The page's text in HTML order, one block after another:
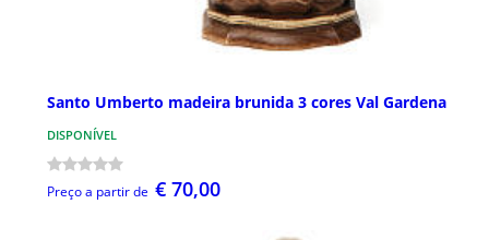
Santo Umberto madeira brunida 3 cores Val Gardena
DISPONÍVEL
Preço a partir de € 70,00